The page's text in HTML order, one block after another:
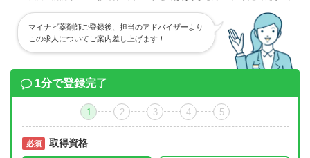
マイナビ薬剤師ご登録後、担当のアドバイザーより
この求人についてご案内差し上げます！
1分で登録完了
1 2 3 4 5
必須 取得資格